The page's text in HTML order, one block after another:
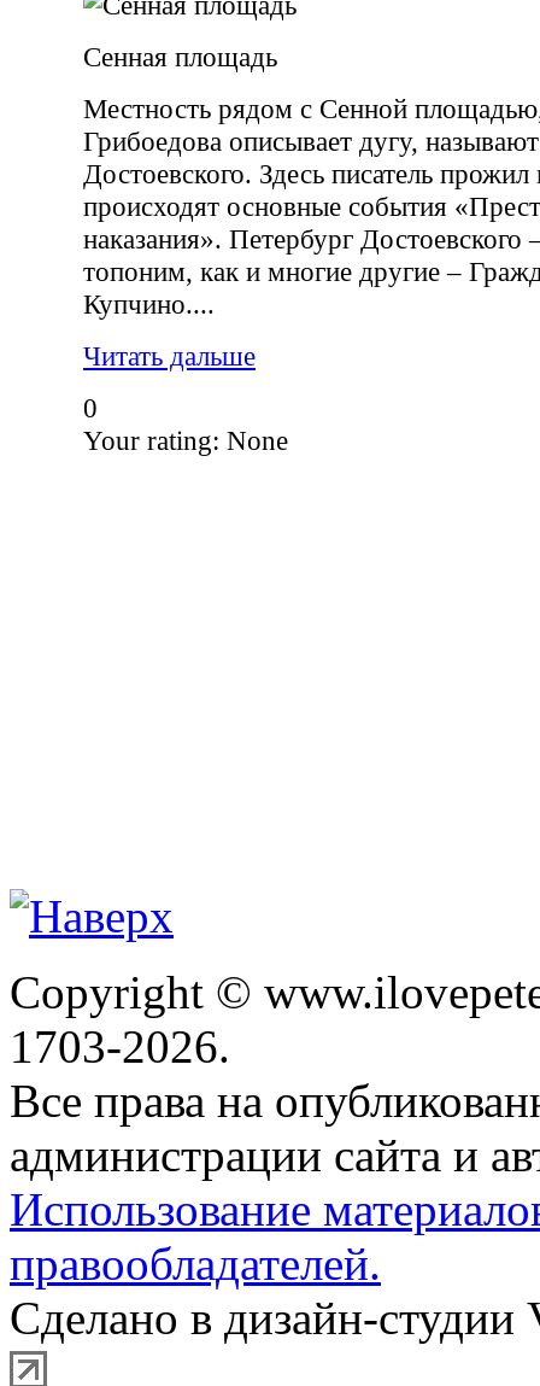
Сенная площадь
Местность рядом с Сенной
Грибоедова описывает дугу,
Достоевского. Здесь писатель прожил
происходят основные события
наказания». Петербург
топоним, как и многие другие –
Купчино....
Читать дальше
0
Your rating: None
Copyright ©
1703-2026.
Все права на
администрации сайта и
Использование
правообладателей.
Сделано в дизайн-студии